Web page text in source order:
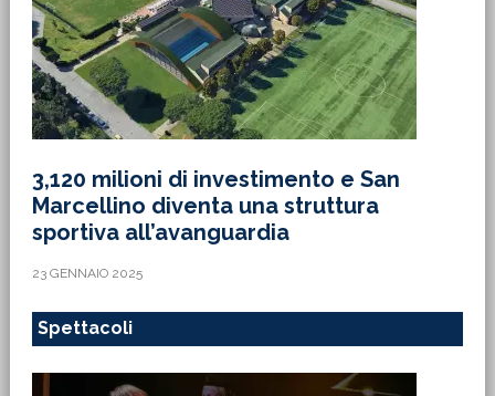
3,120 milioni di investimento e San
Marcellino diventa una struttura
sportiva all’avanguardia
23 GENNAIO 2025
Spettacoli